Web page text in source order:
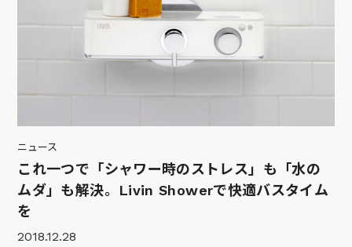
ニュース
これ一つで「シャワー時のストレス」も「水の
ムダ」も解決。Livin Showerで快適バスタイム
を
2018.12.28